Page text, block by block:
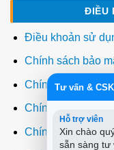
ĐIỀU
Điều khoản sử
Chính sách bảo
Chính sách thanh
Chính sách giao
Chính sách đổi
Tư vấn &
Hỗ trợ viên
Xin chào
sẵn sàng tư